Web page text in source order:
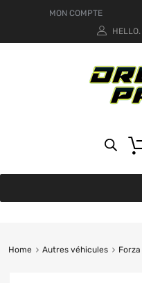
MON COMPTE
HELLO.
Home Autres véhicules Forza